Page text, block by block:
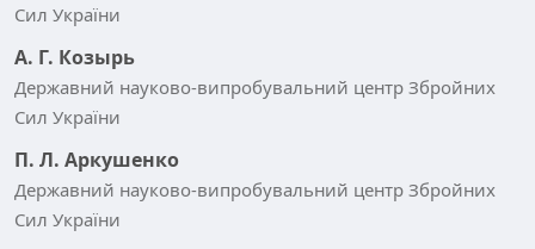
Сил України
А. Г. Козырь
Державний науково-випробувальний центр Збройних
Сил України
П. Л. Аркушенко
Державний науково-випробувальний центр Збройних
Сил України